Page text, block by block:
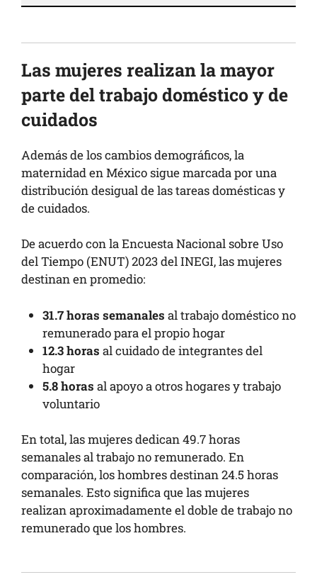
Las mujeres realizan la mayor
parte del trabajo doméstico y de
cuidados
Además de los cambios demográficos, la
maternidad en México sigue marcada por una
distribución desigual de las tareas domésticas y
de cuidados.
De acuerdo con la Encuesta Nacional sobre Uso
del Tiempo (ENUT) 2023 del INEGI, las mujeres
destinan en promedio:
31.7 horas semanales al trabajo doméstico no
remunerado para el propio hogar
12.3 horas al cuidado de integrantes del
hogar
5.8 horas al apoyo a otros hogares y trabajo
voluntario
En total, las mujeres dedican 49.7 horas
semanales al trabajo no remunerado. En
comparación, los hombres destinan 24.5 horas
semanales. Esto significa que las mujeres
realizan aproximadamente el doble de trabajo no
remunerado que los hombres.